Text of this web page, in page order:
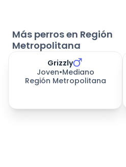
Más perros en Región
Metropolitana
Grizzly
Joven•Mediano
Región Metropolitana